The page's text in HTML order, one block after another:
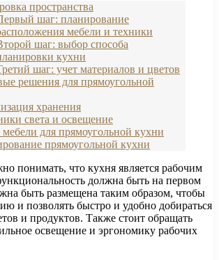
пространства
шаг: планирование
мебели и техники
шаг: выбор способа
кухни
шаг: учет материалов и цветов
решения для прямоугольной
хранения
света и освещение
для прямоугольной кухни
прямоугольной кухни
понимать, что кухня является рабочим
должна быть на первом
быть размещена таким образом, чтобы
и позволять быстро и удобно добираться
и продуктов. Также стоит обращать
освещение и эргономику рабочих